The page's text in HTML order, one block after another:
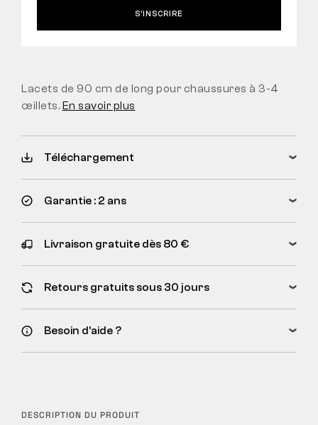
S’INSCRIRE
Lacets de 90 cm de long pour chaussures à 3-4
œillets. En savoir plus
Téléchargement
Garantie : 2 ans
Livraison gratuite dès 80 €
Retours gratuits sous 30 jours
Besoin d’aide ?
DESCRIPTION DU PRODUIT